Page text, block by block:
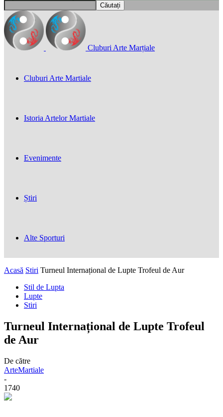
Cluburi Arte Marțiale
Cluburi Arte Martiale
Istoria Artelor Martiale
Evenimente
Știri
Alte Sporturi
Acasă Stiri Turneul Internațional de Lupte Trofeul de Aur
Stil de Lupta
Lupte
Stiri
Turneul Internațional de Lupte Trofeul
de Aur
De către
ArteMartiale
-
1740